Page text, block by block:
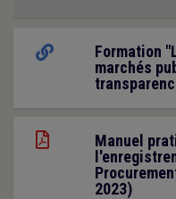
Formation
marchés
Manuel
2023)